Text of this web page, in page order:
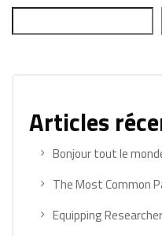
Articles
Bonjour tout le
The Most Common
Equipping